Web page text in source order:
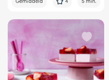
Gemiddeld 4 5 min.